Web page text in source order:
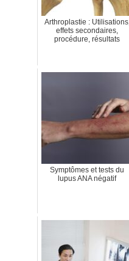
Arthroplastie : Utilisations,
effets secondaires,
procédure, résultats
Symptômes et tests du
lupus ANA négatif